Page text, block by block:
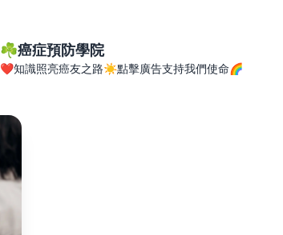
☘️癌症預防學院
❤️知識照亮癌友之路☀️點擊廣告支持我們使命🌈